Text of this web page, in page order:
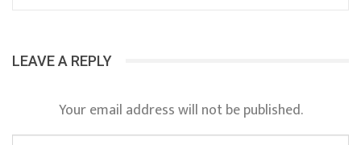
LEAVE A REPLY
Your email address will not be published.